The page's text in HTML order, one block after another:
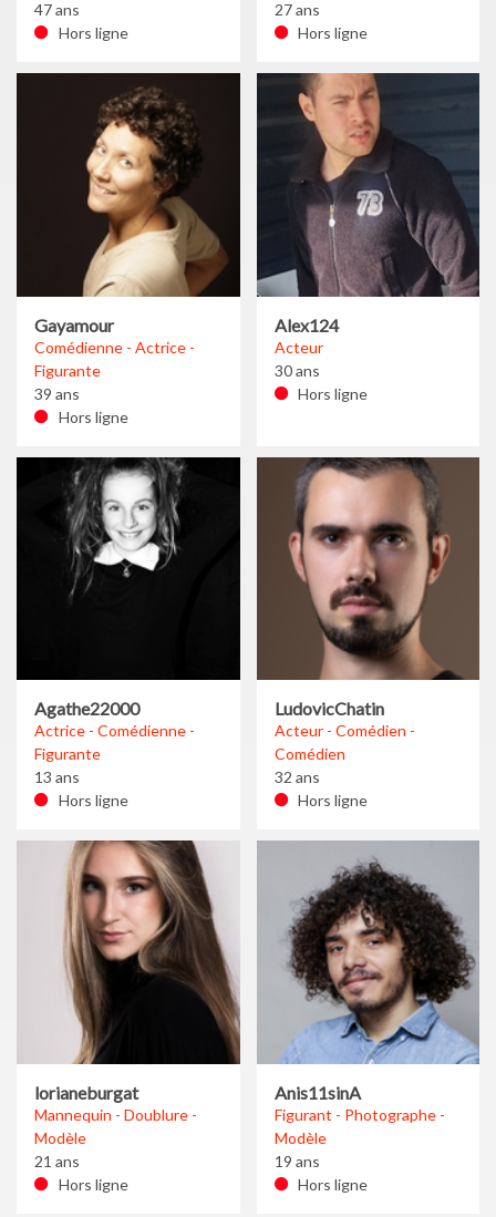
47 ans
Hors ligne
27 ans
Hors ligne
Gayamour
Comédienne - Actrice -
Figurante
39 ans
Hors ligne
Alex124
Acteur
30 ans
Hors ligne
Agathe22000
Actrice - Comédienne -
Figurante
13 ans
Hors ligne
LudovicChatin
Acteur - Comédien -
Comédien
32 ans
Hors ligne
lorianeburgat
Mannequin - Doublure -
Modèle
21 ans
Hors ligne
Anis11sinA
Figurant - Photographe -
Modèle
19 ans
Hors ligne